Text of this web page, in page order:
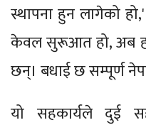
स्थापना हुन लागेको
केवल सुरूआत हो, अब
छन्। बधाई छ सम्पूर्ण
यो सहकार्यले दुई